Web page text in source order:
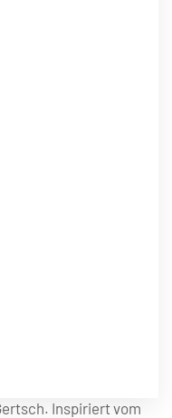
Inspiriert vom